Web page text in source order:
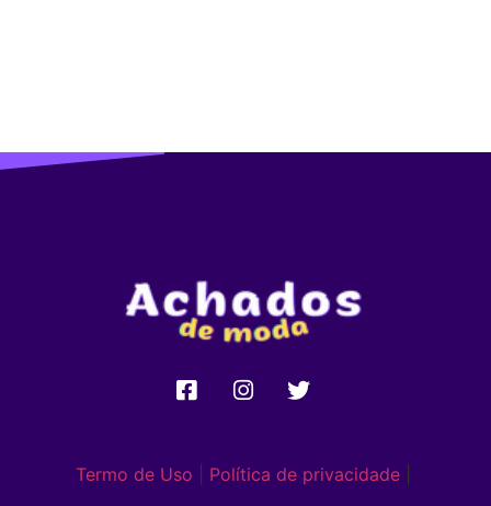
Termo de Uso Política de privacidade|